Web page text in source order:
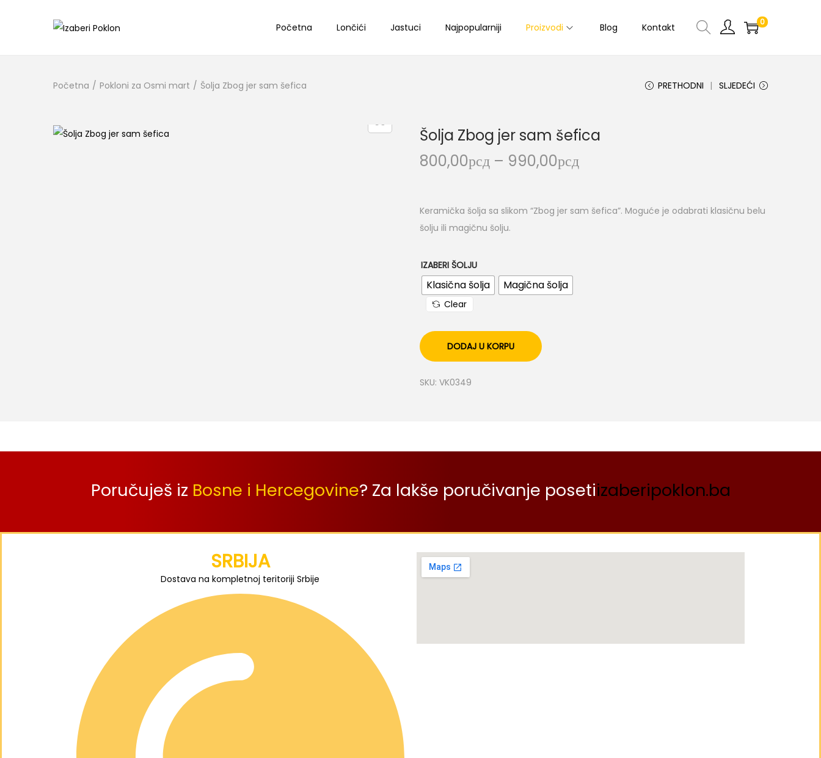
Početna Lončići Jastuci Najpopularniji Proizvodi Blog Kontakt 0
Početna / Pokloni za Osmi mart / Šolja Zbog jer sam šefica PRETHODNI SLJEDEĆI
Šolja Zbog jer sam šefica
800,00рсд – 990,00рсд
Keramička šolja sa slikom “Zbog jer sam šefica”. Moguće je odabrati klasičnu belu
šolju ili magičnu šolju.
IZABERI ŠOLJU
Klasična šolja Magična šolja
Clear
DODAJ U KORPU
SKU: VK0349
Poručuješ iz Bosne i Hercegovine? Za lakše poručivanje posetiizaberipoklon.ba
SRBIJA
Dostava na kompletnoj teritoriji Srbije